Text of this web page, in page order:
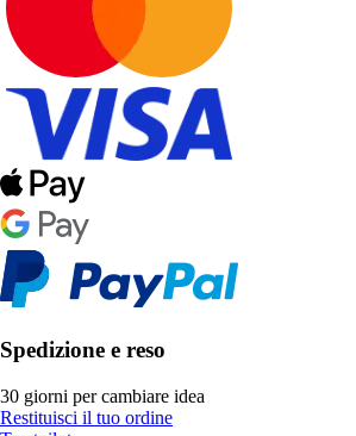
Spedizione e reso
30 giorni per cambiare idea
Restituisci il tuo ordine